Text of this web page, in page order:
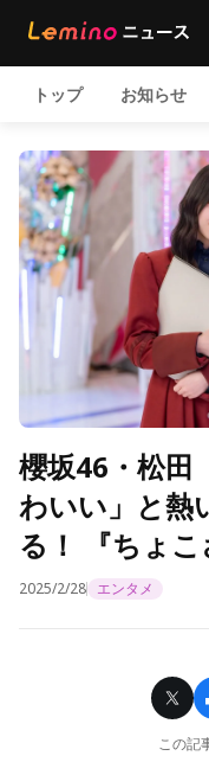
トップ お知らせ
櫻坂46・松田
わいい」と熱
る！ 『ちょ
2025/2/28 エンタメ
この記